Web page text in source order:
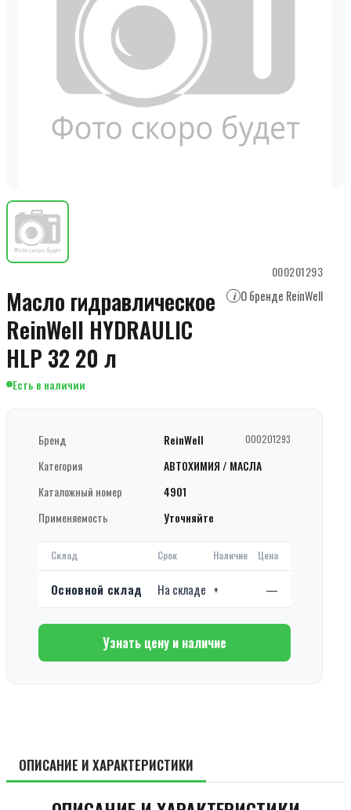
000201293
Масло гидравлическое
ReinWell HYDRAULIC
HLP 32 20 л
i О бренде ReinWell
Есть в наличии
Бренд ReinWell 000201293
Категория
АВТОХИМИЯ / МАСЛА
Каталожный номер
4901
Применяемость
Уточняйте
Склад Срок Наличие Цена
Основной склад На складе + —
Узнать цену и наличие
ОПИСАНИЕ И ХАРАКТЕРИСТИКИ